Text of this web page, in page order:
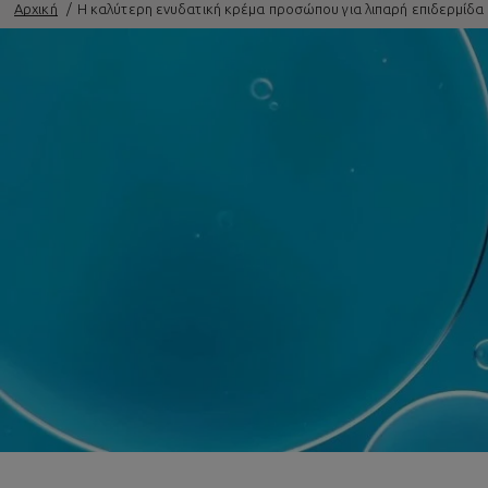
Αρχική H καλύτερη ενυδατική κρέμα προσώπου για λιπαρή επιδερμίδα